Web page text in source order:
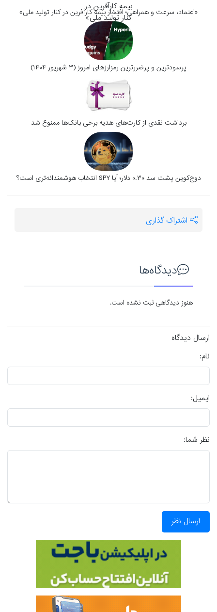
«اعتماد، سرعت و همراهی؛ افتخار بیمه کارآفرین در کنار تولید ملی»
پرسودترین و پرضررترین رمزارزهای امروز (۳ شهریور ۱۴۰۴)
برداشت نقدی از کارت‌های هدیه برخی بانک‌ها ممنوع شد
دوج‌کوین پشت سد ۰.۳۰ دلار؛ آیا SPY انتخاب هوشمندانه‌تری است؟
اشتراک گذاری
دیدگاه‌ها
هنوز دیدگاهی ثبت نشده است.
ارسال دیدگاه
نام:
ایمیل:
نظر شما:
ارسال نظر